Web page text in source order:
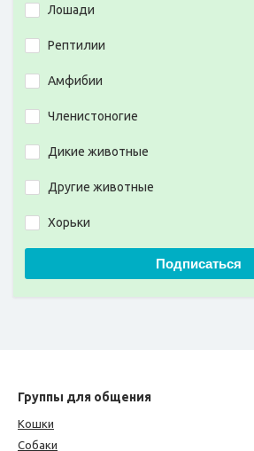
Лошади
Рептилии
Амфибии
Членистоногие
Дикие животные
Другие животные
Хорьки
Подписаться
Группы для общения
Кошки
Собаки